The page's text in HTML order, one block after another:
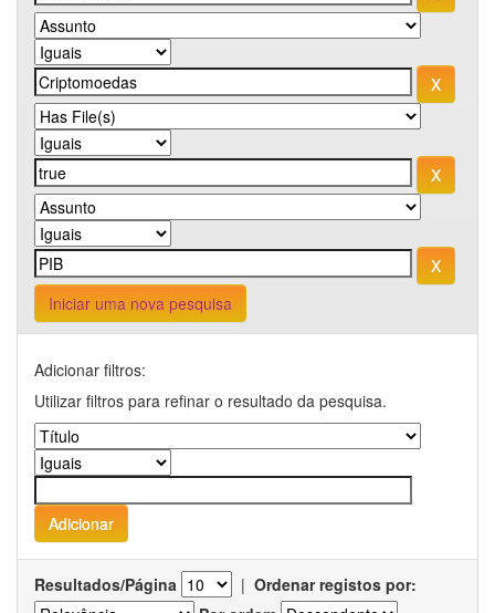
Iniciar uma nova pesquisa
Adicionar filtros:
Utilizar filtros para refinar o resultado da pesquisa.
Resultados/Página | Ordenar registos por: